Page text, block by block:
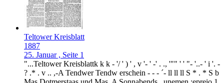
Teltower Kreisblatt
1887
25. Januar , Seite 1
"...Teltower Kreisblattk k k - '/ ' ) ' , v '- ' -' . ., '"" ' ' "- '..- ' i '. -
? .* . v .. ,-A Tendwer Tendw erschein - - - ´- ll ll ll S * . * S b